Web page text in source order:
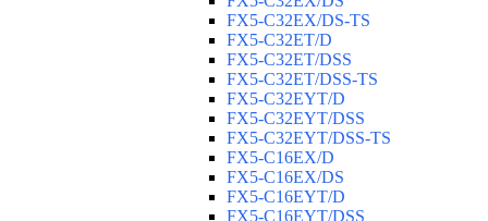
FX5-C32EX/DS-TS
FX5-C32ET/D
FX5-C32ET/DSS
FX5-C32ET/DSS-TS
FX5-C32EYT/D
FX5-C32EYT/DSS
FX5-C32EYT/DSS-TS
FX5-C16EX/D
FX5-C16EX/DS
FX5-C16EYT/D
FX5-C16EYT/DSS